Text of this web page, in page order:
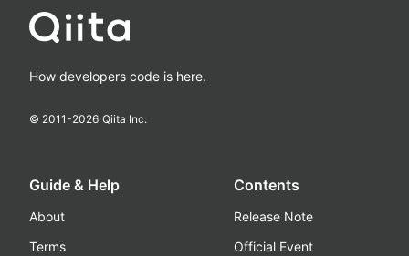
How developers code is here.
© 2011-2026 Qiita Inc.
Guide & Help
About
Terms
Contents
Release Note
Official Event